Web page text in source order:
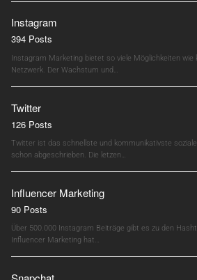
Instagram
394 Posts
Instagram Marketing bietet so viele Möglichkeiten wie
Netzwerk. Der Wachstum und…
Twitter
126 Posts
Twitter ist das schnellste und kommunikativste
schon abgeschrieben. Die letzen…
Influencer Marketing
90 Posts
Über 500.000 Instagram Beiträge gibt es zu den
Influencer Marketing hat…